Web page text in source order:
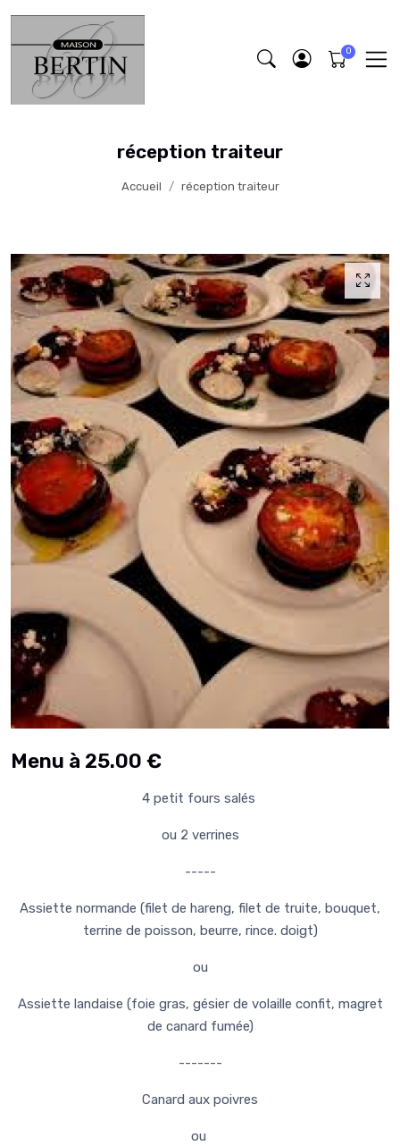
réception traiteur
Accueil réception traiteur
Menu à 25.00 €
4 petit fours salés
ou 2 verrines
-----
Assiette normande (filet de hareng, filet de truite, bouquet,
terrine de poisson, beurre, rince. doigt)
ou
Assiette landaise (foie gras, gésier de volaille confit, magret
de canard fumée)
-------
Canard aux poivres
ou